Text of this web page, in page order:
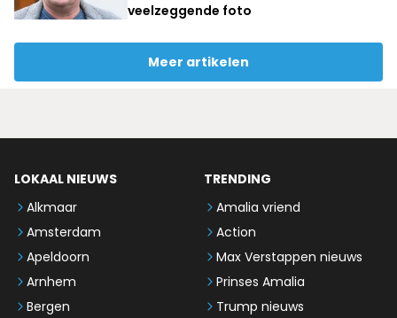
veelzeggende foto
Meer artikelen
LOKAAL NIEUWS
Alkmaar
Amsterdam
Apeldoorn
Arnhem
Bergen
TRENDING
Amalia vriend
Action
Max Verstappen nieuws
Prinses Amalia
Trump nieuws